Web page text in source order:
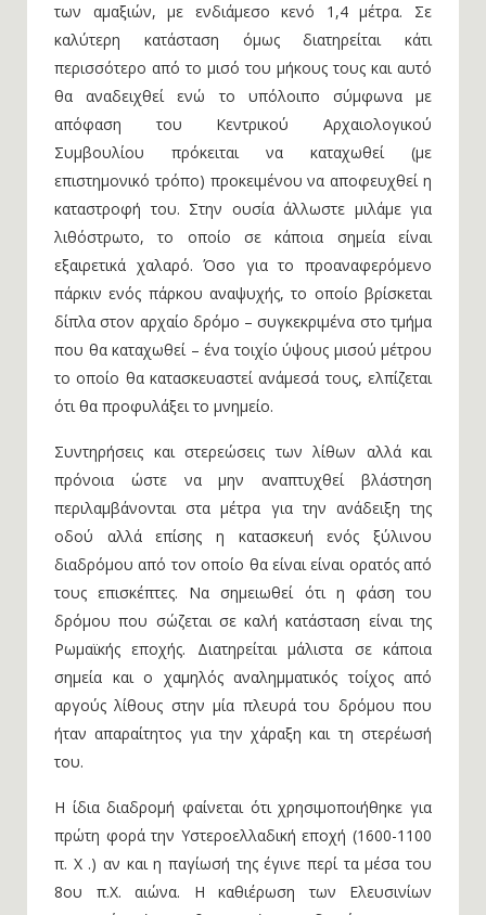
των αμαξιών, με ενδιάμεσο κενό 1,4 μέτρα. Σε
καλύτερη κατάσταση όμως διατηρείται κάτι
περισσότερο από το μισό του μήκους τους και αυτό
θα αναδειχθεί ενώ το υπόλοιπο σύμφωνα με
απόφαση του Κεντρικού Αρχαιολογικού
Συμβουλίου πρόκειται να καταχωθεί (με
επιστημονικό τρόπο) προκειμένου να αποφευχθεί η
καταστροφή του. Στην ουσία άλλωστε μιλάμε για
λιθόστρωτο, το οποίο σε κάποια σημεία είναι
εξαιρετικά χαλαρό. Όσο για το προαναφερόμενο
πάρκιν ενός πάρκου αναψυχής, το οποίο βρίσκεται
δίπλα στον αρχαίο δρόμο – συγκεκριμένα στο τμήμα
που θα καταχωθεί – ένα τοιχίο ύψους μισού μέτρου
το οποίο θα κατασκευαστεί ανάμεσά τους, ελπίζεται
ότι θα προφυλάξει το μνημείο.
Συντηρήσεις και στερεώσεις των λίθων αλλά και
πρόνοια ώστε να μην αναπτυχθεί βλάστηση
περιλαμβάνονται στα μέτρα για την ανάδειξη της
οδού αλλά επίσης η κατασκευή ενός ξύλινου
διαδρόμου από τον οποίο θα είναι είναι ορατός από
τους επισκέπτες. Να σημειωθεί ότι η φάση του
δρόμου που σώζεται σε καλή κατάσταση είναι της
Ρωμαϊκής εποχής. Διατηρείται μάλιστα σε κάποια
σημεία και ο χαμηλός αναλημματικός τοίχος από
αργούς λίθους στην μία πλευρά του δρόμου που
ήταν απαραίτητος για την χάραξη και τη στερέωσή
του.
Η ίδια διαδρομή φαίνεται ότι χρησιμοποιήθηκε για
πρώτη φορά την Υστεροελλαδική εποχή (1600-1100
π. Χ .) αν και η παγίωσή της έγινε περί τα μέσα του
8ου π.Χ. αιώνα. Η καθιέρωση των Ελευσινίων